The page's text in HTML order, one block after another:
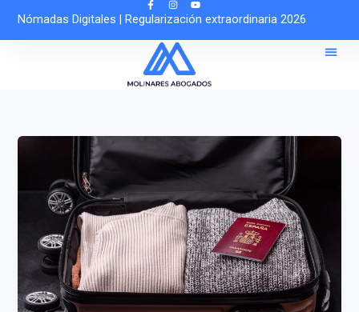
Nómadas Digitales |Regularización extraordinaria 2026